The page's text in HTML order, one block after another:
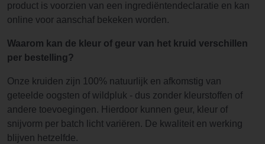
product is voorzien van een ingrediëntendeclaratie en kan
online voor aanschaf bekeken worden.
Waarom kan de kleur of geur van het kruid verschillen
per bestelling?
Onze kruiden zijn 100% natuurlijk en afkomstig van
geteelde oogsten of wildpluk - dus zonder kleurstoffen of
andere toevoegingen. Hierdoor kunnen geur, kleur of
snijvorm per batch licht variëren. De kwaliteit en werking
blijven hetzelfde.